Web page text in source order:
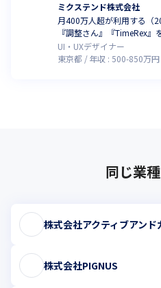
ミクステンド株式会社
月400万人超が利用する（
『調整さん』『TimeRex
UI・UXデザイナー
東京都
年収 :500-850万円
同じ業
株式会社アクティブアンド
株式会社PIGNUS